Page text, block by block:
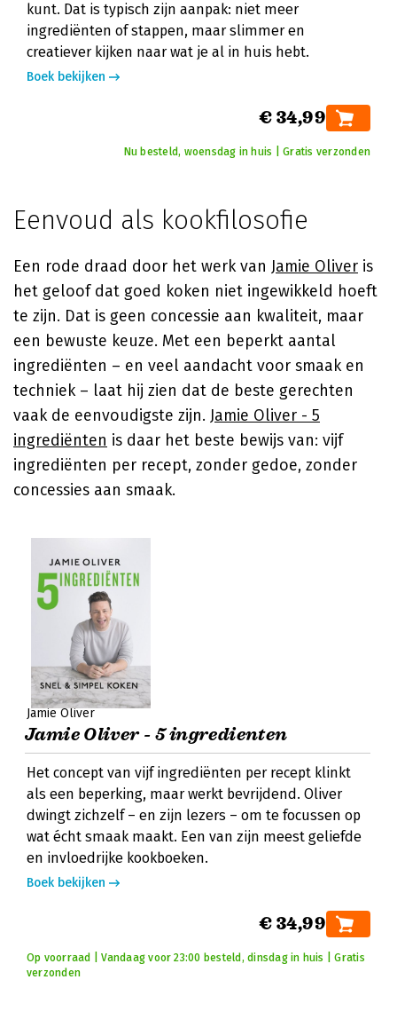
kunt. Dat is typisch zijn aanpak: niet meer
ingrediënten of stappen, maar slimmer en
creatiever kijken naar wat je al in huis hebt.
Boek bekijken
€ 34,99
Nu besteld, woensdag in huis | Gratis verzonden
Eenvoud als kookfilosofie
Een rode draad door het werk van Jamie Oliver is
het geloof dat goed koken niet ingewikkeld hoeft
te zijn. Dat is geen concessie aan kwaliteit, maar
een bewuste keuze. Met een beperkt aantal
ingrediënten – en veel aandacht voor smaak en
techniek – laat hij zien dat de beste gerechten
vaak de eenvoudigste zijn. Jamie Oliver - 5
ingrediënten is daar het beste bewijs van: vijf
ingrediënten per recept, zonder gedoe, zonder
concessies aan smaak.
Jamie Oliver
Jamie Oliver - 5 ingredienten
Het concept van vijf ingrediënten per recept klinkt
als een beperking, maar werkt bevrijdend. Oliver
dwingt zichzelf – en zijn lezers – om te focussen op
wat écht smaak maakt. Een van zijn meest geliefde
en invloedrijke kookboeken.
Boek bekijken
€ 34,99
Op voorraad | Vandaag voor 23:00 besteld, dinsdag in huis | Gratis
verzonden